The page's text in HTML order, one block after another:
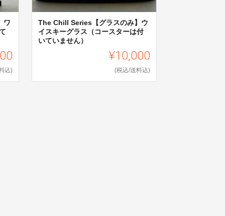
ワ
込)
The Chill Series【グラスのみ】ウ
イスキーグラス（コースターは付
いていません）
¥10,000
(税込/送料込)